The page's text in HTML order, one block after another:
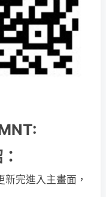
完進入主畫面，